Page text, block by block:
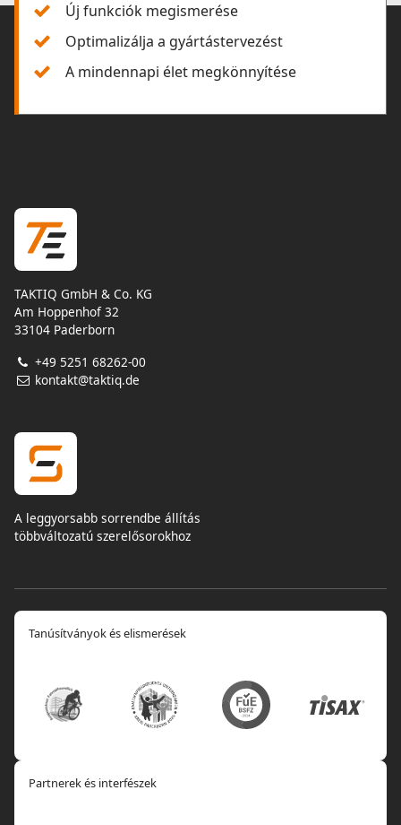
Új funkciók megismerése
Optimalizálja a gyártástervezést
A mindennapi élet megkönnyítése
TAKTIQ GmbH & Co. KG
Am Hoppenhof 32
33104 Paderborn
+49 5251 68262-00
kontakt@taktiq.de
A leggyorsabb sorrendbe állítás
többváltozatú szerelősorokhoz
Tanúsítványok és elismerések
Partnerek és interfészek